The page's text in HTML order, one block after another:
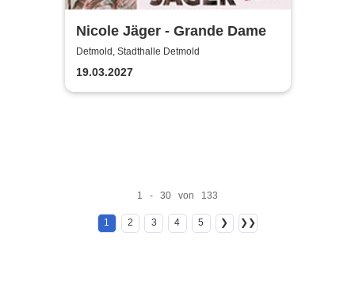
Nicole Jäger - Grande Dame
Detmold, Stadthalle Detmold
19.03.2027
1 - 30 von 133
1 2 3 4 5 ❯ ❯❯